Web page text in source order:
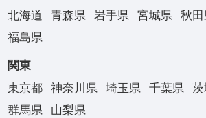
北海道
青森県 岩手県 宮城県 秋田
福島県
関東
東京都
神奈川県 埼玉県 千葉県
群馬県
山梨県